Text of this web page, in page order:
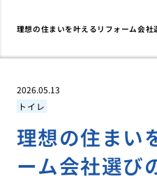
理想の住まいを叶えるリフォーム会社
2026.05.13
トイレ
理想の住まい
ーム会社選び